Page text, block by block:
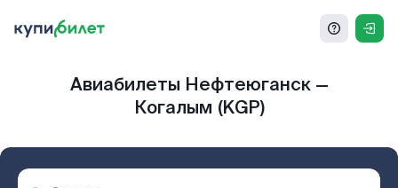
Авиабилеты Нефтеюганск —
Когалым (KGP)